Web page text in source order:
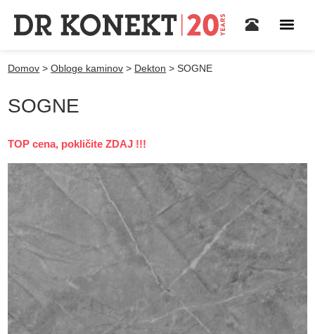
Domov >Obloge kaminov > Dekton >SOGNE
SOGNE
TOP cena, pokličite ZDAJ !!!